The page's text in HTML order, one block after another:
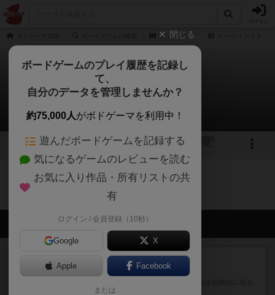
マッド・リブ
マッド・リブ
0件のルール/インスト
1 1
マッド・リブのトップに戻る
会員の新しい投稿
マーケットフレッシュ
重ねて在庫を最大化し、競合...
閉じる
ボードゲームのプレイ履歴を記録し
て、
自分のデータを管理しませんか？
約75,000人がボドゲーマを利用中！
遊んだボードゲームを記録する
気になるゲームのレビューを読む
お気に入り作品・所有リストの共
有
ログイン / 会員登録（10秒）
Google X
Apple Facebook
または